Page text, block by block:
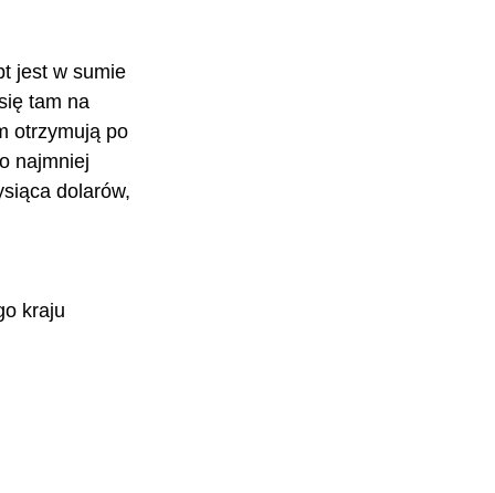
jest w sumie
tam na
otrzymują po
najmniej
dolarów,
kraju